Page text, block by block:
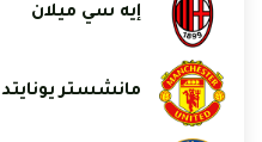
إيه سي ميلان
مانشستر يونايتد